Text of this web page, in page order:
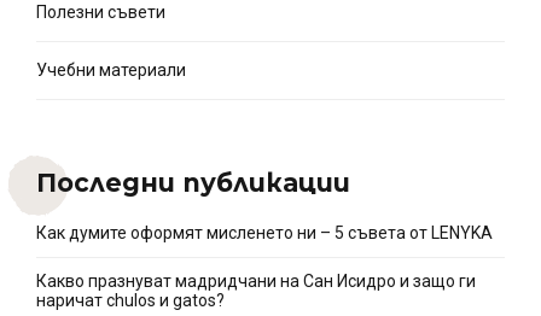
Полезни съвети
Учебни материали
Последни публикации
Как думите оформят мисленето ни – 5 съвета от LENYKA
Какво празнуват мадридчани на Сан Исидро и защо ги
наричат chulos и gatos?